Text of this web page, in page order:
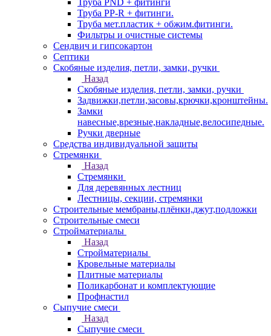
Труба PND + фитинги
Труба PP-R + фитинги.
Труба мет.пластик + обжим.фитинги.
Фильтры и очистные системы
Сендвич и гипсокартон
Септики
Скобяные изделия, петли, замки, ручки
Назад
Скобяные изделия, петли, замки, ручки
Задвижки,петли,засовы,крючки,кронштейны.
Замки
навесные,врезные,накладные,велосипедные.
Ручки дверные
Средства индивидуальной защиты
Стремянки
Назад
Стремянки
Для деревянных лестниц
Лестницы, секции, стремянки
Строительные мембраны,плёнки,джут,подложки
Строительные смеси
Стройматериалы
Назад
Стройматериалы
Кровельные материалы
Плитные материалы
Поликарбонат и комплектующие
Профнастил
Сыпучие смеси
Назад
Сыпучие смеси